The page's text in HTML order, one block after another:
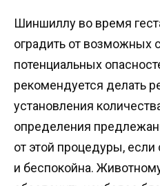
Шиншиллу во время
оградить от возможных
потенциальных
рекомендуется делать
установления
определения
от этой процедуры,
и беспокойна.